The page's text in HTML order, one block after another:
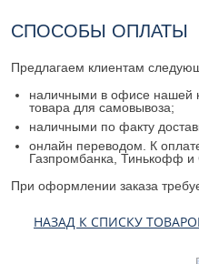
СПОСОБЫ ОПЛАТЫ
Предлагаем клиентам
наличными в офисе нашей
товара для самовывоза;
наличными по факту
онлайн переводом. К
Газпромбанка, Тинькофф и
При оформлении заказа
НАЗАД К СПИСКУ